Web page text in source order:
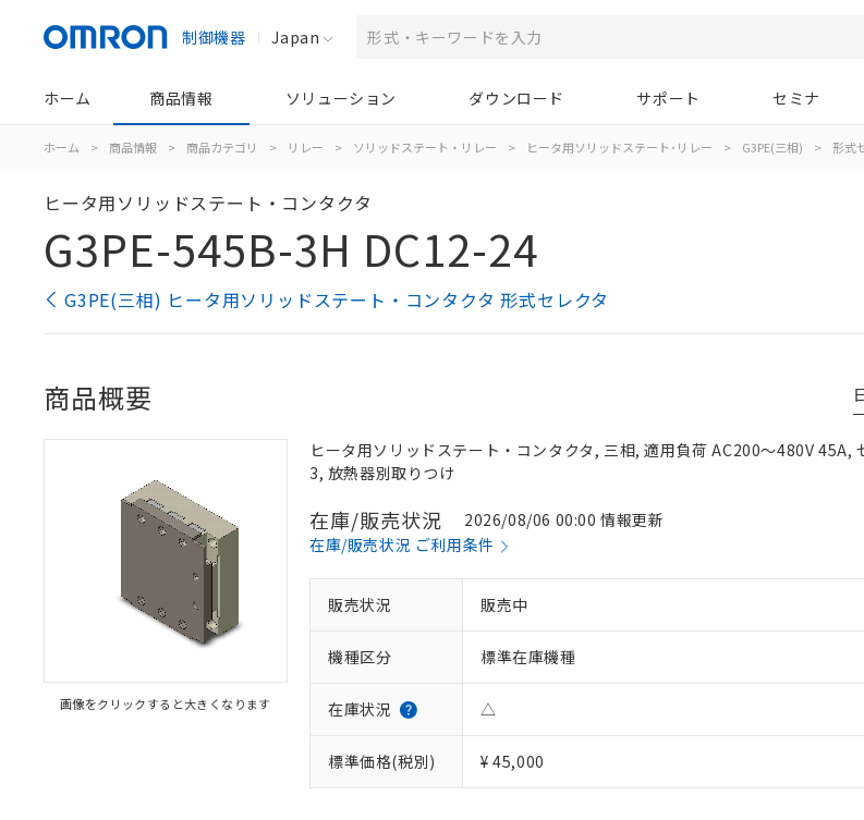
制御機器 Japan
ホーム 商品情報 ソリューション ダウンロード サポート セミナ
ホーム > 商品情報 > 商品カテゴリ > リレー > ソリッドステート・リレー > ヒータ用ソリッドステート･リレー > G3PE(三相) > 形式
ヒータ用ソリッドステート・コンタクタ
G3PE-545B-3H DC12-24
G3PE(三相) ヒータ用ソリッドステート・コンタクタ 形式セレクタ
商品概要
画像をクリックすると大きくなります
ヒータ用ソリッドステート・コンタクタ, 三相, 適用負荷 AC200～480V 45A,
3, 放熱器別取りつけ
在庫/販売状況
2026/08/06 00:00 情報更新
在庫/販売状況 ご利用条件
販売状況 販売中
機種区分 標準在庫機種
在庫状況 △
標準価格(税別) ¥ 45,000